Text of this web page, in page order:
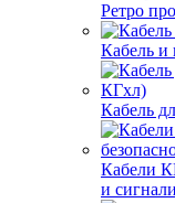
Ретро
Кабель и
Кабель
Кабели
и